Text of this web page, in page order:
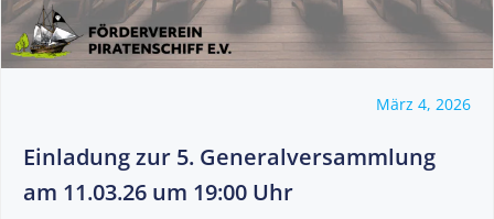
März 4, 2026
Einladung zur 5. Generalversammlung
am 11.03.26 um 19:00 Uhr